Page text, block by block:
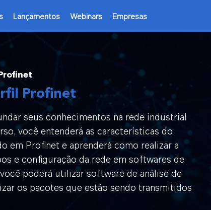
Lançamentos Webinars Empresas
Profinet
seus conhecimentos na rede industrial
você entenderá as características do
em Profinet e aprenderá como realizar a
e configuração da rede em softwares de
poderá utilizar software de análise de
os pacotes que estão sendo transmitidos